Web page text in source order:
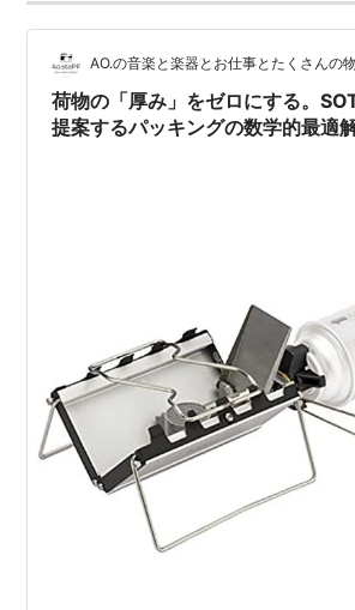
AO.の音楽と楽器とお仕事とたくさんの物
荷物の「厚み」をゼロにする。
提案するパッキングの数学的最適